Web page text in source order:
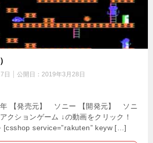
日 公開日： 2019年3月28日
【発売元】 ソニー 【開発元】 ソニ
クションゲーム ↓の動画をクリック！
[csshop service=”rakuten” keyw […]